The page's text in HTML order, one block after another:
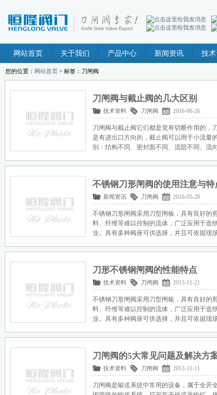
网站首页 关于我们 产品中心 新闻资讯 技
您的位置： 网站首页 > 标签：刀闸阀
刀闸阀与截止阀的几大区别
技术资料 刀闸阀 2016-06-26
刀闸阀与截止阀它们都是觉有切断作用的，
是有进出口方向的，截止阀可以用于小流量
别：结构不同、密封面不同、流阻不同、流
不锈钢刀形闸阀的使用注意与特
新闻资讯 刀闸阀 2016-05-28
不锈钢刀形闸阀采用刀型闸板，具有良好的
料、纤维等难以控制的流体，广泛应用于造
业。具有多种阀座可供选择，并且可依据现
刀形不锈钢闸阀的性能特点
技术资料 刀闸阀 2013-11-21
不锈钢刀形闸阀采用刀型闸板，具有良好的
料、纤维等难以控制的流体，广泛应用于造
业。具有多种阀座可供选择，并且可依据现
刀闸阀的5大常见问题及解决方
技术资料 刀闸阀 2013-11-11
刀闸阀是输送系统中常用的设备，属于全开